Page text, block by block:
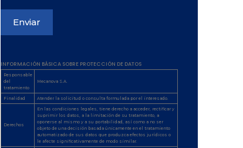
INFORMACIÓN BÁSICA SOBRE PROTECCIÓN DE DATOS
Responsable
del
tratamiento
Mecanova S.A.
Finalidad Atender la solicitud o consulta formulada por el interesado.
Derechos
En las condiciones legales, tiene derecho a acceder, rectificar y
suprimir los datos, a la limitación de su tratamiento, a
oponerse al mismo y a su portabilidad, así como a no ser
objeto de una decisión basada únicamente en el tratamiento
automatizado de sus datos que produzca efectos jurídicos o
le afecte significativamente de modo similar.